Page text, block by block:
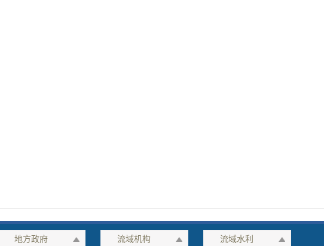
地方政府 流域机构 流域水利